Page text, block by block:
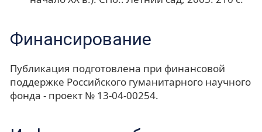
Финансирование
Публикация подготовлена при финансовой
поддержке Российского гуманитарного научного
фонда - проект № 13-04-00254.